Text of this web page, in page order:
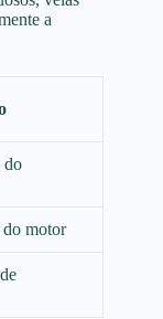
a
do
do motor